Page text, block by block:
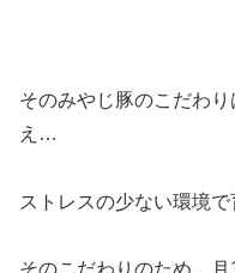
そのみやじ豚のこだわ
え…
ストレスの少ない環境で